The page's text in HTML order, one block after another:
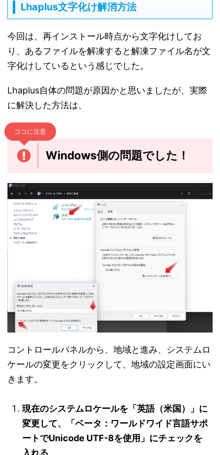
Lhaplus文字化け解消方法
今回は、再インストール時点から文字化けしてお
り、あるファイルを解凍すると解凍ファイル名が文
字化けしているという感じでした。
Lhaplus自体の問題が原因かと思いましたが、実際
に解決した方法は、
ココに注意
Windows側の問題でした！
コントロールパネルから、地域と進み、システムロ
ケールの変更をクリックして、地域の設定画面にい
きます。
現在のシステムロケールを「英語（米国）」に
変更して、「ベータ：ワールドワイド言語サポ
ートでUnicode UTF-8を使用」にチェックを
入れる